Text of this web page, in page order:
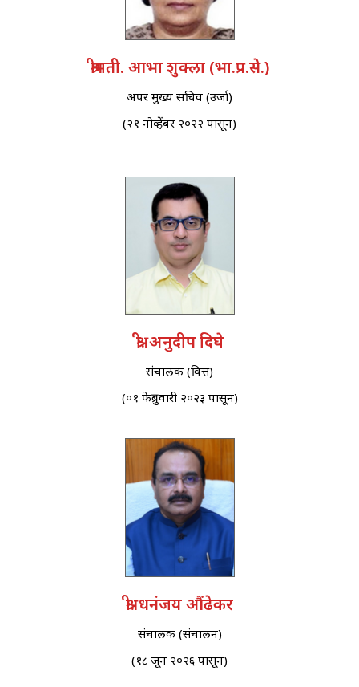
श्रीमती. आभा शुक्ला (भा.प्र.से.)
अपर मुख्य सचिव (उर्जा)
(२१ नोव्हेंबर २०२२ पासून)
श्री. अनुदीप दिघे
संचालक (वित्त)
(०१ फेब्रुवारी २०२३ पासून)
श्री. धनंजय औंढेकर
संचालक (संचालन)
(१८ जून २०२६ पासून)